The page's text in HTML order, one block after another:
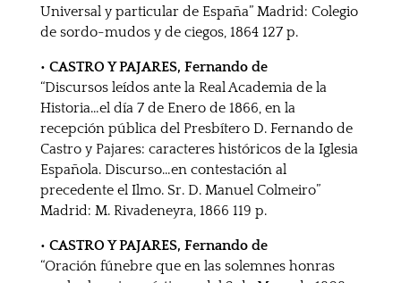
Universal y particular de España” Madrid: Colegio
de sordo-mudos y de ciegos, 1864 127 p.
• CASTRO Y PAJARES, Fernando de
“Discursos leídos ante la Real Academia de la
Historia…el día 7 de Enero de 1866, en la
recepción pública del Presbítero D. Fernando de
Castro y Pajares: caracteres históricos de la Iglesia
Española. Discurso…en contestación al
precedente el Ilmo. Sr. D. Manuel Colmeiro”
Madrid: M. Rivadeneyra, 1866 119 p.
• CASTRO Y PAJARES, Fernando de
“Oración fúnebre que en las solemnes honras